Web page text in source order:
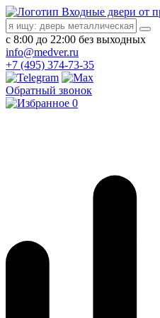
Входные двери от
с 8:00 до 22:00 без выходных
info@medver.ru
+7 (495) 374-73-35
Обратный звонок
0